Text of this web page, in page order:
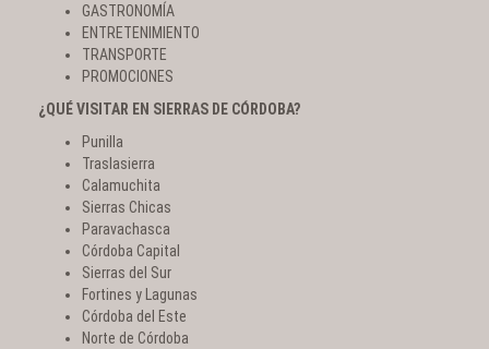
GASTRONOMÍA
ENTRETENIMIENTO
TRANSPORTE
PROMOCIONES
¿QUÉ VISITAR EN SIERRAS DE CÓRDOBA?
Punilla
Traslasierra
Calamuchita
Sierras Chicas
Paravachasca
Córdoba Capital
Sierras del Sur
Fortines y Lagunas
Córdoba del Este
Norte de Córdoba